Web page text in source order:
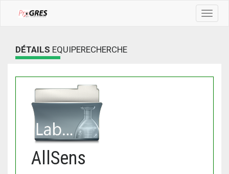
Toggle
DÉTAILS EQUIPERECHERCHE
AllSens